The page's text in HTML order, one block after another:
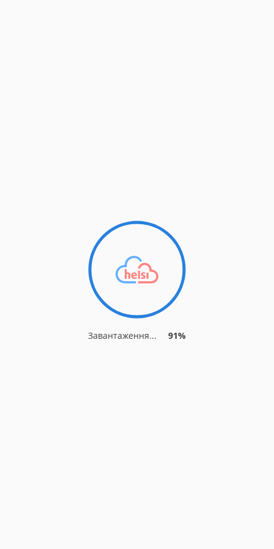
Завантаження... 91%